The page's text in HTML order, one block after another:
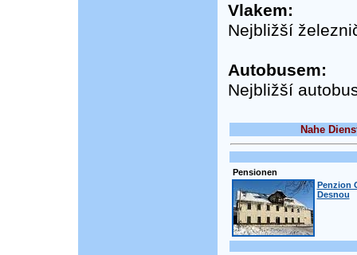
Vlakem:
Nejbližší
Autobusem:
Nejbližší
Nahe
Pensionen
Penzion
Desnou